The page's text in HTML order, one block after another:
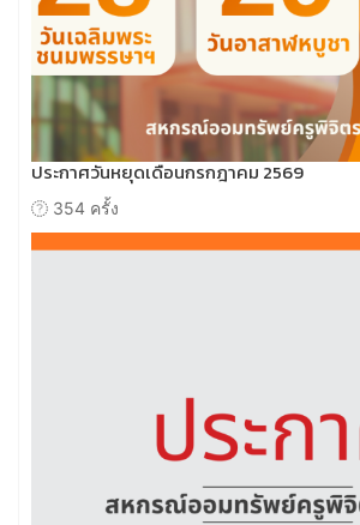
ประกาศวันหยุดเดือนกรกฎาคม 2569
354 ครั้ง